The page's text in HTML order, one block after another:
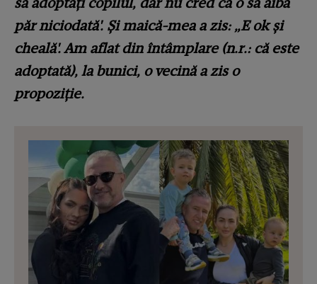
păr niciodată'. Şi maică-mea a zis: „E ok şi
cheală'. Am aflat din întâmplare (n.r.: că este
adoptată), la bunici, o vecină a zis o
propoziţie.